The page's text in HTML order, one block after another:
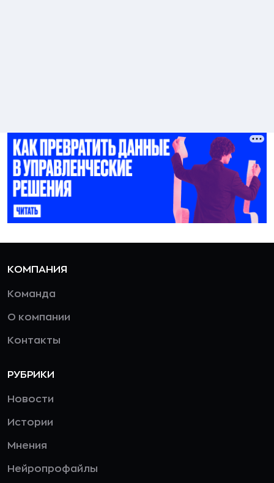
КОМПАНИЯ
Команда
О компании
Контакты
РУБРИКИ
Новости
Истории
Мнения
Нейропрофайлы